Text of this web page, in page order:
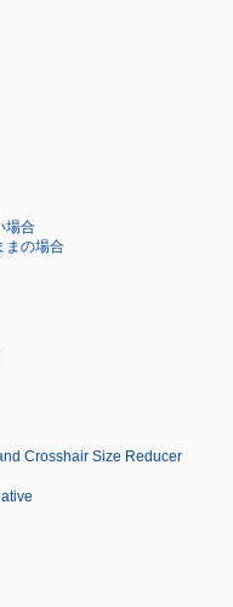
場合
まの場合
Crosshair Size Reducer